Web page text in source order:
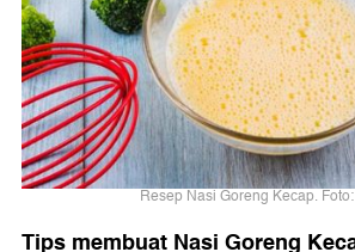
Resep Nasi Goreng Kecap.
Tips membuat Nasi Goreng